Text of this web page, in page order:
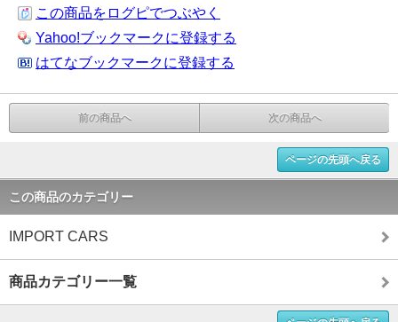
この商品をログピでつぶやく
Yahoo!ブックマークに登録する
はてなブックマークに登録する
前の商品へ 次の商品へ
ページの先頭へ戻る
この商品のカテゴリー
IMPORT CARS
商品カテゴリー一覧